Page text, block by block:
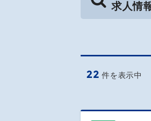
求人情
22 件を表示中